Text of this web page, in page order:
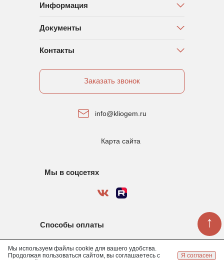
Информация
Документы
Контакты
Заказать звонок
info@kliogem.ru
Карта сайта
Мы в соцсетях
Способы оплаты
Мы используем файлы cookie для вашего удобства.
Продолжая пользоваться сайтом, вы соглашаетесь с
Я согласен
↑